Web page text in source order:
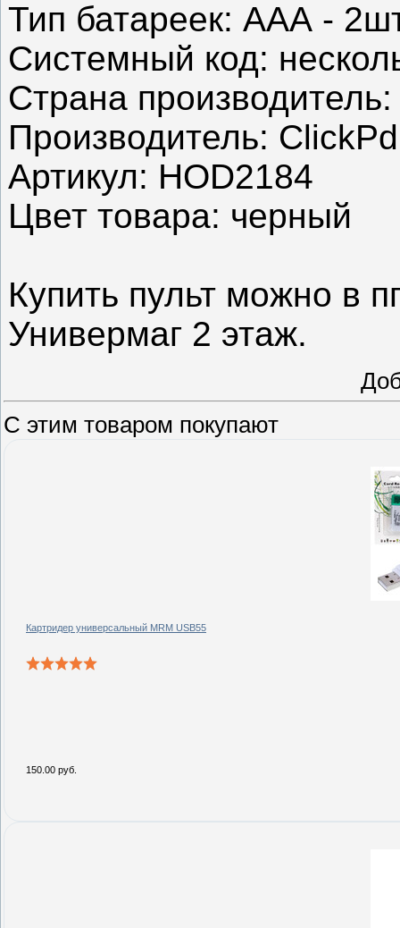
Тип батареек: ААА -
Системный код:
Страна
Производитель:
Артикул: HOD2184
Цвет товара: черный
Купить пульт можно в
Универмаг 2 этаж.
С этим товаром покупают
Картридер универсальный MRM USB55
150.00 руб.